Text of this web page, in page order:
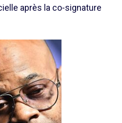
après la co-signature